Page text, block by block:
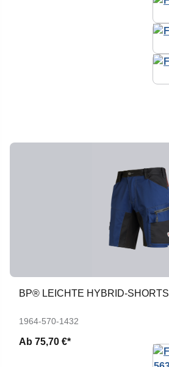
BP® LEICHTE HYBRID-SHORTS
1964-570-1432
Ab 75,70 €*